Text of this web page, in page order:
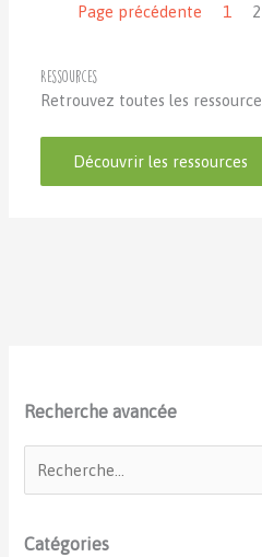
Page précédente
1 2
Ressources
Retrouvez toutes les
Découvrir les ressources
Recherche avancée
Catégories